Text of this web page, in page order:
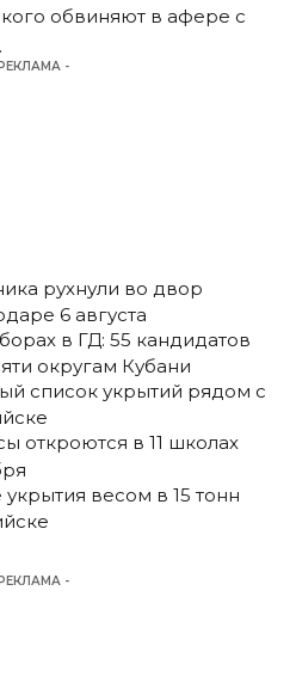
обвиняют в афере с
.
-
рухнули во двор
6 августа
в ГД: 55 кандидатов
округам Кубани
список укрытий рядом с
откроются в 11 школах
весом в 15 тонн
-